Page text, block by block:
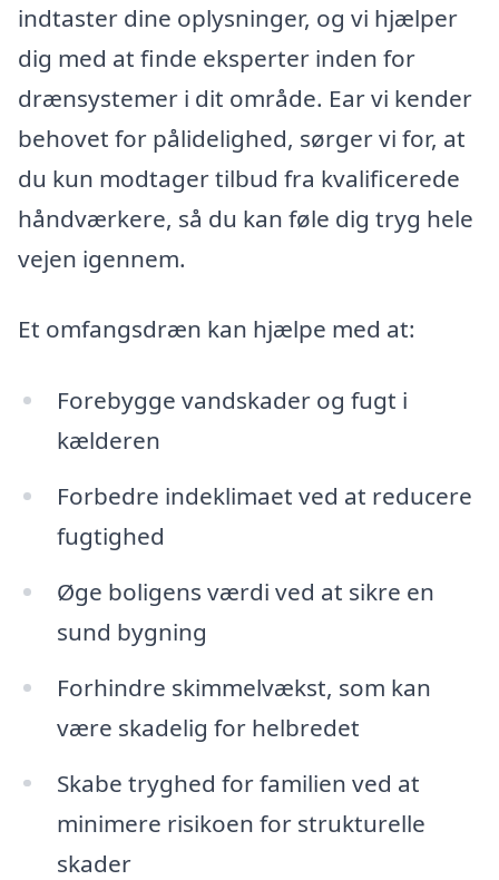
indtaster dine oplysninger, og vi hjælper
dig med at finde eksperter inden for
drænsystemer i dit område. Ear vi kender
behovet for pålidelighed, sørger vi for, at
du kun modtager tilbud fra kvalificerede
håndværkere, så du kan føle dig tryg hele
vejen igennem.
Et omfangsdræn kan hjælpe med at:
Forebygge vandskader og fugt i
kælderen
Forbedre indeklimaet ved at reducere
fugtighed
Øge boligens værdi ved at sikre en
sund bygning
Forhindre skimmelvækst, som kan
være skadelig for helbredet
Skabe tryghed for familien ved at
minimere risikoen for strukturelle
skader